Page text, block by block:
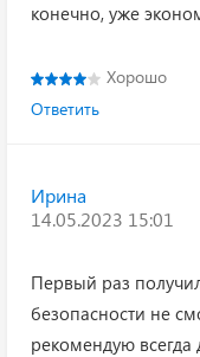
конечно, уже
Хорошо
Ответить
Ирина
14.05.2023 15:01
Первый раз
безопасности не
рекомендую